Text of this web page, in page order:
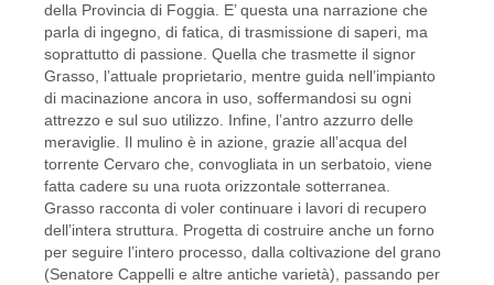
della Provincia di Foggia. E’ questa una narrazione che
parla di ingegno, di fatica, di trasmissione di saperi, ma
soprattutto di passione. Quella che trasmette il signor
Grasso, l’attuale proprietario, mentre guida nell’impianto
di macinazione ancora in uso, soffermandosi su ogni
attrezzo e sul suo utilizzo. Infine, l’antro azzurro delle
meraviglie. Il mulino è in azione, grazie all’acqua del
torrente Cervaro che, convogliata in un serbatoio, viene
fatta cadere su una ruota orizzontale sotterranea.
Grasso racconta di voler continuare i lavori di recupero
dell’intera struttura. Progetta di costruire anche un forno
per seguire l’intero processo, dalla coltivazione del grano
(Senatore Cappelli e altre antiche varietà), passando per